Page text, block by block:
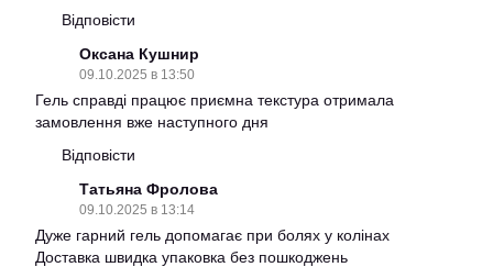
Відповісти
Оксана Кушнир
09.10.2025 в 13:50
Гель справді працює приємна текстура отримала
замовлення вже наступного дня
Відповісти
Татьяна Фролова
09.10.2025 в 13:14
Дуже гарний гель допомагає при болях у колінах
Доставка швидка упаковка без пошкоджень